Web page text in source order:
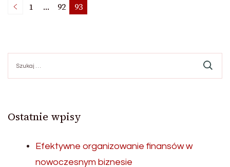
Stronicowanie
wpisów
Strona
1 … Strona
92 Strona
93
Ostatnie wpisy
Efektywne organizowanie finansów w
nowoczesnym biznesie